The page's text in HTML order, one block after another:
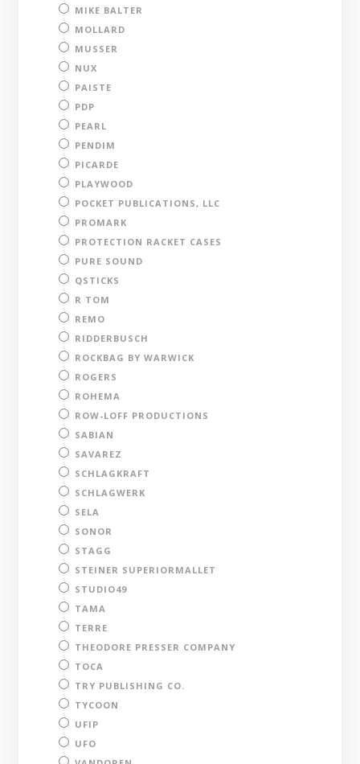
MIKE BALTER
MOLLARD
MUSSER
NUX
PAISTE
PDP
PEARL
PENDIM
PICARDE
PLAYWOOD
POCKET PUBLICATIONS, LLC
PROMARK
PROTECTION RACKET CASES
PURE SOUND
QSTICKS
R TOM
REMO
RIDDERBUSCH
ROCKBAG BY WARWICK
ROGERS
ROHEMA
ROW-LOFF PRODUCTIONS
SABIAN
SAVAREZ
SCHLAGKRAFT
SCHLAGWERK
SELA
SONOR
STAGG
STEINER SUPERIORMALLET
STUDIO49
TAMA
TERRE
THEODORE PRESSER COMPANY
TOCA
TRY PUBLISHING CO.
TYCOON
UFIP
UFO